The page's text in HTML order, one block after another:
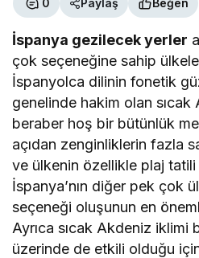
0 Paylaş Beğen
İspanya gezilecek yerler
çok seçeneğine sahip
İspanyolca dilinin fonetik
genelinde hakim olan
beraber hoş bir bütünlük
açıdan zenginliklerin fazla
ve ülkenin özellikle plaj tatili
İspanya’nın diğer pek çok
seçeneği oluşunun en
Ayrıca sıcak Akdeniz iklimi
üzerinde de etkili olduğu